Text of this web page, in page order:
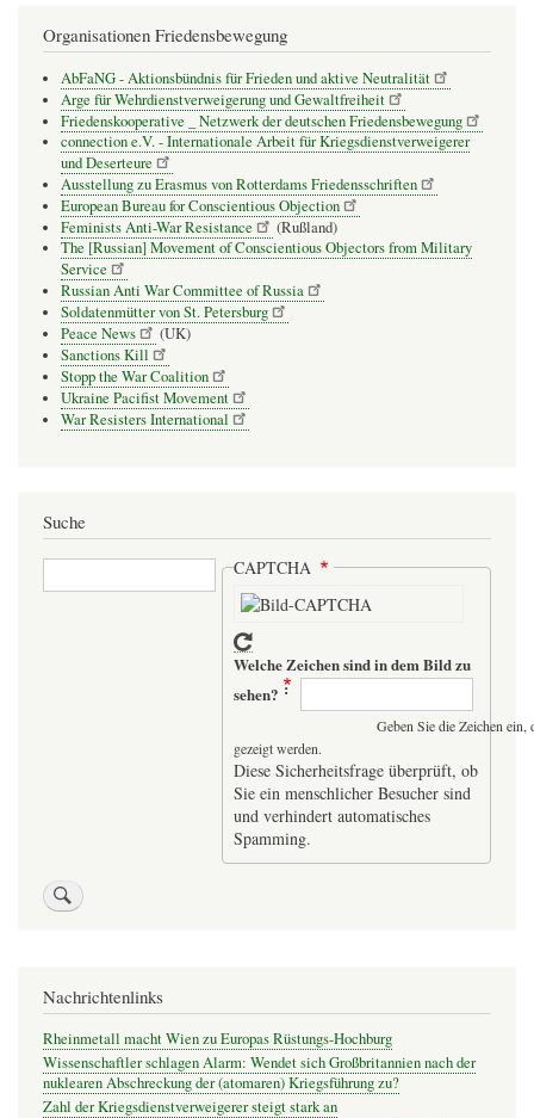
Organisationen Friedensbewegung
AbFaNG - Aktionsbündnis für Frieden und aktive Neutralität
Arge für Wehrdienstverweigerung und Gewaltfreiheit
Friedenskooperative _ Netzwerk der deutschen Friedensbewegung
connection e.V. - Inter­na­tio­nale Arbeit für Kriegs­dienst­ver­wei­gerer
und Deser­teure
Ausstellung zu Erasmus von Rotterdams Friedensschriften
European Bureau for Conscientious Objection
Feminists Anti-War Resistance
(Rußland)
The [Russian] Movement of Conscientious Objectors from Military
Service
Russian Anti War Committee of Russia
Soldatenmütter von St. Petersburg
Peace News
(UK)
Sanctions Kill
Stopp the War Coalition
Ukraine Pacifist Movement
War Resisters International
Suche
Suche CAPTCHA
Welche Zeichen sind in dem Bild zu
sehen?
Geben Sie die Zeichen
gezeigt werden.
Diese Sicherheitsfrage überprüft, ob
Sie ein menschlicher Besucher sind
und verhindert automatisches
Spamming.
Nachrichtenlinks
Rheinmetall macht Wien zu Europas Rüstungs-Hochburg
Wissenschaftler schlagen Alarm: Wendet sich Großbritannien nach der
nuklearen Abschreckung der (atomaren) Kriegsführung zu?
Zahl der Kriegsdienstverweigerer steigt stark an